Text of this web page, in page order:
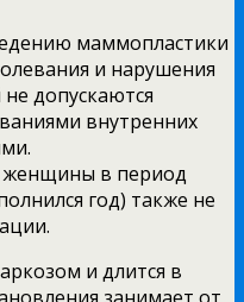
маммопластики
и нарушения
допускаются
внутренних
женщины в период
год) также не
и длится в
занимает от